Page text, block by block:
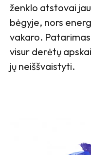
ženklo atstovai
bėgyje, nors
vakaro.
visur derėtų
jų neiššvaistyti.